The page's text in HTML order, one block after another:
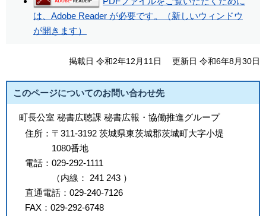
は、Adobe Reader が必要です。（新しいウィンドウ
が開きます）
掲載日 令和2年12月11日 更新日 令和6年8月30日
このページについてのお問い合わせ先
町長公室 秘書広聴課 秘書広報・協働推進グループ
住所： 〒311-3192 茨城県東茨城郡茨城町大字小堤
1080番地
電話： 029-292-1111
（内線 ： 241 243 ）
直通電話： 029-240-7126
FAX： 029-292-6748